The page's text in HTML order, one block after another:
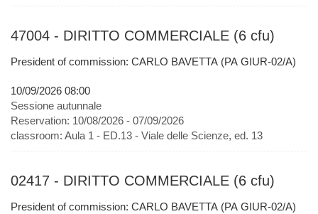
47004 - DIRITTO COMMERCIALE (6 cfu)
President of commission: CARLO BAVETTA (PA GIUR-02/A)
10/09/2026 08:00
Sessione autunnale
Reservation: 10/08/2026 - 07/09/2026
classroom: Aula 1 - ED.13 - Viale delle Scienze, ed. 13
02417 - DIRITTO COMMERCIALE (6 cfu)
President of commission: CARLO BAVETTA (PA GIUR-02/A)